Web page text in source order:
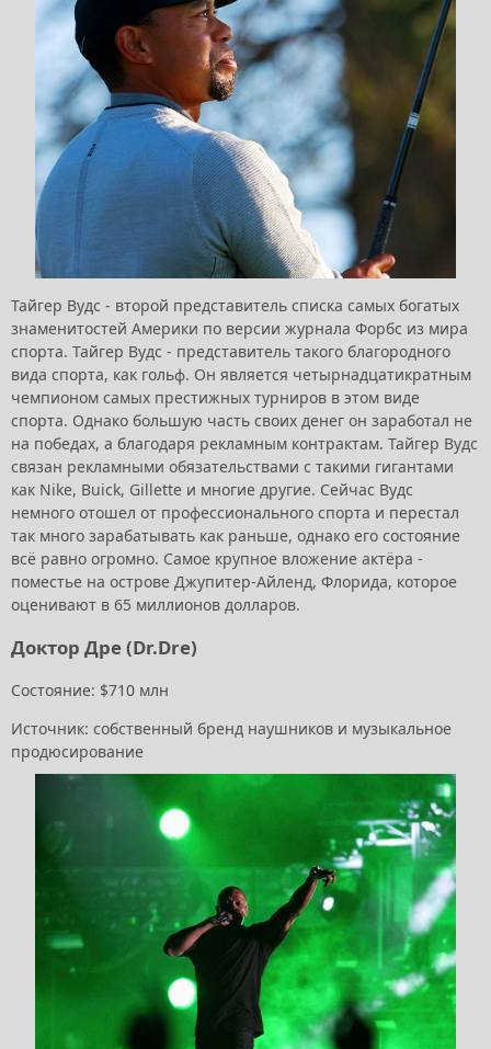
Тайгер Вудс - второй представитель списка самых богатых
знаменитостей Америки по версии журнала Форбс из мира
спорта. Тайгер Вудс - представитель такого благородного
вида спорта, как гольф. Он является четырнадцатикратным
чемпионом самых престижных турниров в этом виде
спорта. Однако большую часть своих денег он заработал не
на победах, а благодаря рекламным контрактам. Тайгер Вудс
связан рекламными обязательствами с такими гигантами
как Nike, Buick, Gillette и многие другие. Сейчас Вудс
немного отошел от профессионального спорта и перестал
так много зарабатывать как раньше, однако его состояние
всё равно огромно. Самое крупное вложение актёра -
поместье на острове Джупитер-Айленд, Флорида, которое
оценивают в 65 миллионов долларов.
Доктор Дре (Dr.Dre)
Состояние: $710 млн
Источник: собственный бренд наушников и музыкальное
продюсирование